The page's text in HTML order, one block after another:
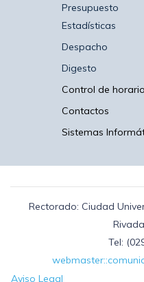
Presupuesto
Estadísticas
Despacho
Digesto
Control de horario
Contactos
Sistemas
Rectorado: Ciudad
Tel:
Aviso Legal